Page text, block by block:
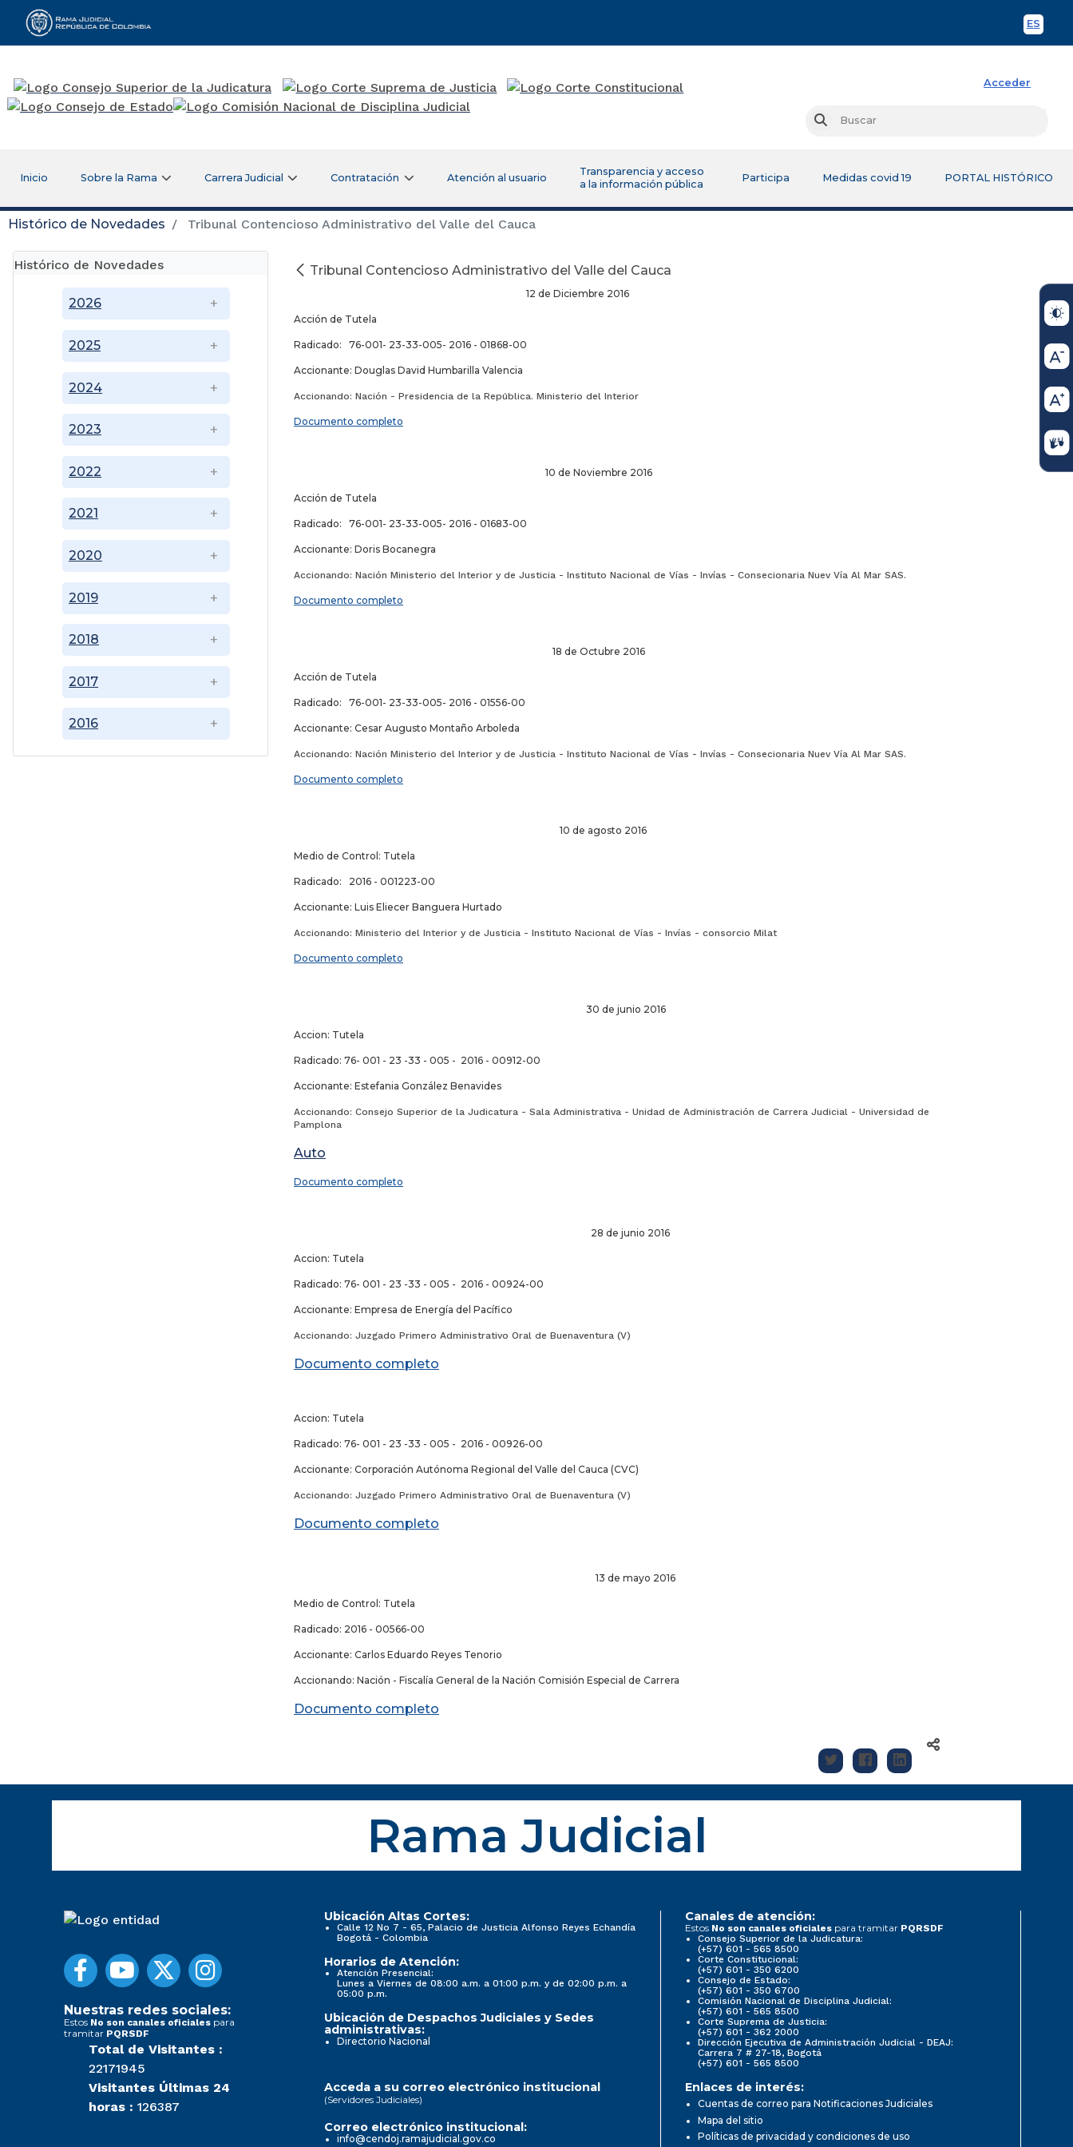
ES
Rama Judicial
Acceder
Buscar
Inicio Sobre la Rama Carrera Judicial Contratación Atención al usuario
Transparencia y acceso
a la información pública
Participa Medidas covid 19 PORTAL HISTÓRICO
Histórico de Novedades Tribunal Contencioso Administrativo del Valle del Cauca
Histórico de Novedades
2016
2017
2018
2019
2020
2021
2022
2023
2024
2025
2026
Tribunal Contencioso Administrativo del Valle del Cauca
12 de Diciembre 2016
Acción de Tutela
Radicado: 76-001- 23-33-005- 2016 - 01868-00
Accionante: Douglas David Humbarilla Valencia
Accionando: Nación - Presidencia de la República. Ministerio del Interior
Documento completo
10 de Noviembre 2016
Acción de Tutela
Radicado: 76-001- 23-33-005- 2016 - 01683-00
Accionante: Doris Bocanegra
Accionando: Nación Ministerio del Interior y de Justicia - Instituto Nacional de Vías - Invías - Consecionaria Nuev Vía Al Mar SAS.
Documento completo
18 de Octubre 2016
Acción de Tutela
Radicado: 76-001- 23-33-005- 2016 - 01556-00
Accionante: Cesar Augusto Montaño Arboleda
Accionando: Nación Ministerio del Interior y de Justicia - Instituto Nacional de Vías - Invías - Consecionaria Nuev Vía Al Mar SAS.
Documento completo
10 de agosto 2016
Medio de Control: Tutela
Radicado: 2016 - 001223-00
Accionante: Luis Eliecer Banguera Hurtado
Accionando: Ministerio del Interior y de Justicia - Instituto Nacional de Vías - Invías - consorcio Milat
Documento completo
30 de junio 2016
Accion: Tutela
Radicado: 76- 001 - 23 -33 - 005 - 2016 - 00912-00
Accionante: Estefania González Benavides
Accionando: Consejo Superior de la Judicatura - Sala Administrativa - Unidad de Administración de Carrera Judicial - Universidad de
Pamplona
Auto
Documento completo
28 de junio 2016
Accion: Tutela
Radicado: 76- 001 - 23 -33 - 005 - 2016 - 00924-00
Accionante: Empresa de Energía del Pacífico
Accionando: Juzgado Primero Administrativo Oral de Buenaventura (V)
Documento completo
Accion: Tutela
Radicado: 76- 001 - 23 -33 - 005 - 2016 - 00926-00
Accionante: Corporación Autónoma Regional del Valle del Cauca (CVC)
Accionando: Juzgado Primero Administrativo Oral de Buenaventura (V)
Documento completo
13 de mayo 2016
Medio de Control: Tutela
Radicado: 2016 - 00566-00
Accionante: Carlos Eduardo Reyes Tenorio
Accionando: Nación - Fiscalía General de la Nación Comisión Especial de Carrera
Documento completo
Rama Judicial
Nuestras redes sociales:
Estos No son canales oficiales para
tramitar PQRSDF
Total de Visitantes :
22171945
Visitantes Últimas 24
horas : 126387
Ubicación Altas Cortes:
Calle 12 No 7 - 65, Palacio de Justicia Alfonso Reyes Echandía
Bogotá - Colombia
Horarios de Atención:
Atención Presencial:
Lunes a Viernes de 08:00 a.m. a 01:00 p.m. y de 02:00 p.m. a
05:00 p.m.
Ubicación de Despachos Judiciales y Sedes
administrativas:
Directorio Nacional
Canales de atención:
Estos No son canales oficiales para tramitar PQRSDF
Consejo Superior de la Judicatura:
(+57) 601 - 565 8500
Corte Constitucional:
(+57) 601 - 350 6200
Consejo de Estado:
(+57) 601 - 350 6700
Comisión Nacional de Disciplina Judicial:
(+57) 601 - 565 8500
Corte Suprema de Justicia:
(+57) 601 - 362 2000
Dirección Ejecutiva de Administración Judicial - DEAJ:
Carrera 7 # 27-18, Bogotá
(+57) 601 - 565 8500
Acceda a su correo electrónico institucional
(Servidores Judiciales)
Correo electrónico institucional:
info@cendoj.ramajudicial.gov.co
Enlaces de interés:
Cuentas de correo para Notificaciones Judiciales
Mapa del sitio
Políticas de privacidad y condiciones de uso